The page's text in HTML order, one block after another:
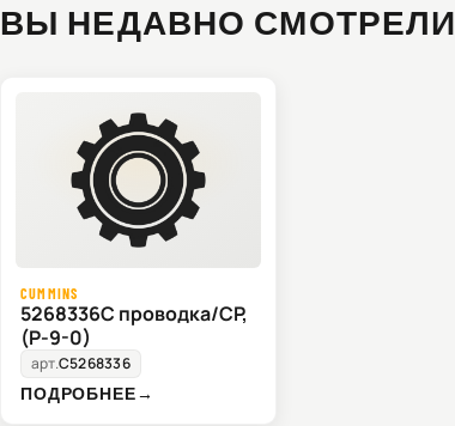
ВЫ НЕДАВНО СМОТРЕЛИ
CUMMINS
5268336C проводка/CP,
(P-9-0)
арт.C5268336
ПОДРОБНЕЕ→